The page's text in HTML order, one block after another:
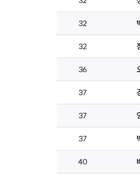
32
32
36
37
37
37
40